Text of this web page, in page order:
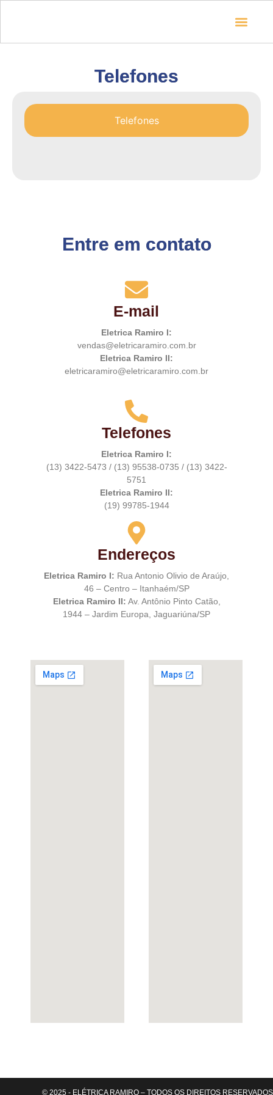
Telefones
Telefones
Entre em contato
E-mail
Eletrica Ramiro I:
vendas@eletricaramiro.com.br
Eletrica Ramiro II:
eletricaramiro@eletricaramiro.com.br
Telefones
Eletrica Ramiro I:
(13) 3422-5473 / (13) 95538-0735 / (13) 3422-
5751
Eletrica Ramiro II:
(19) 99785-1944
Endereços
Eletrica Ramiro I: Rua Antonio Olivio de Araújo,
46 – Centro – Itanhaém/SP
Eletrica Ramiro II: Av. Antônio Pinto Catão,
1944 – Jardim Europa, Jaguariúna/SP
© 2025 - ELÉTRICA RAMIRO – TODOS OS DIREITOS